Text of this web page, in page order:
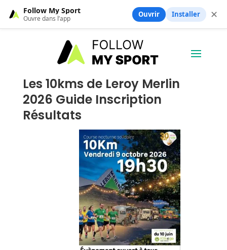
Les 10kms de Leroy Merlin
2026 Guide Inscription
Résultats
Follow My Sport
Ouvre dans l’app Ouvrir Installer ✕